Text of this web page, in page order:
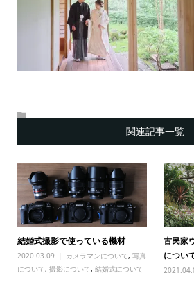
関連記事一覧
結婚式撮影で使っている機材
2020.03.09 カメラマンについて, 写真
について, 撮影について, 結婚式について
古民家
につい